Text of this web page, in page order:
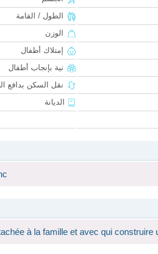
الطول / القامة
الوزن
إمتلاك أطفال
نية بإنجاب أطفال
نقل السكن بدافع
الديانة
à la famille et avec qui construire